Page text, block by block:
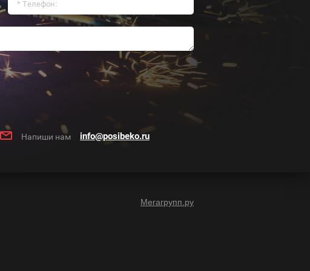
Напиши нам info@posibeko.ru
Мегагрупп.ру